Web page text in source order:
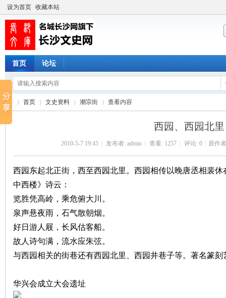
设为首页 收藏本站
首页 论坛
首页 文史资料
›
潮宗街
›
查看内容
西园、西园北里
2010-5-7 19:45 发布者: admin 查看: 1257 评论: 0 原作
西园东起北正街，西至西园北里。西园相传以晚唐丞相裴
中西楼》诗云：
览胜凭高岭，乘危俯大川。
泉声悬夜雨，石气散朝烟。
好日游人屐，长风估客船。
故人诗句满，流水应朱弦。
与西园相关的街巷还有西园北里、西园井巷子等。著名篆
华兴会成立大会遗址